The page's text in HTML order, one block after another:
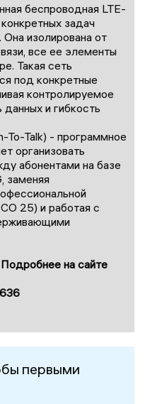
беспроводная LTE-
задач
Она изолирована от
все ее элементы
Такая сеть
под конкретные
контролируемое
данных и гибкость
To-Talk) - программное
организовать
абонентами на базе
заменяя
25) и работая с
на сайте
первыми